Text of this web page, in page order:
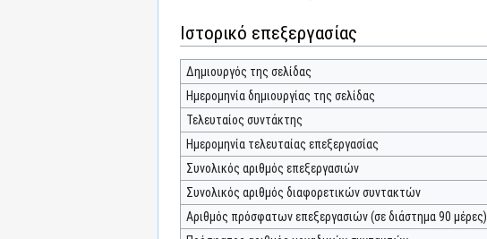
Ιστορικό επεξεργασίας
Δημιουργός της σελίδας
Ημερομηνία δημιουργίας της σελίδας
Τελευταίος συντάκτης
Ημερομηνία τελευταίας επεξεργασίας
Συνολικός αριθμός επεξεργασιών
Συνολικός αριθμός διαφορετικών συντακτών
Αριθμός πρόσφατων επεξεργασιών (σε διάστημα 90 μέρες)